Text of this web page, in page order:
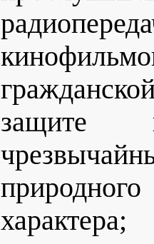
защите
характера;